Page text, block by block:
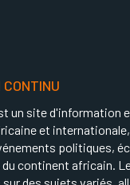
CONTINU
un site d'information
et
politiques,
continent africain.